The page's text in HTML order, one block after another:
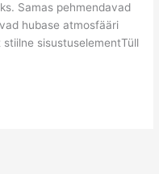
Samas pehmendavad
hubase atmosfääri
stiilne sisustuselementTüll